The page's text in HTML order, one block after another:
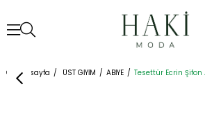
Anasayfa ÜST GİYİM ABİYE Tesettür Ecrin